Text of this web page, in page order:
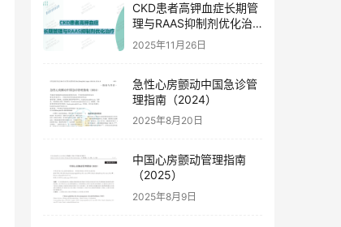
CKD患者高钾血症长期管
理与RAAS抑制剂优化治
疗
2025年11月26日
急性心房颤动中国急诊管
理指南（2024）
2025年8月20日
中国心房颤动管理指南
（2025）
2025年8月9日